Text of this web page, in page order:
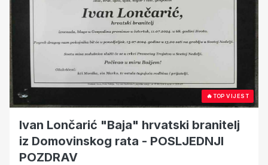
🔥TOP VIJEST
Ivan Lončarić "Baja" hrvatski branitelj
iz Domovinskog rata - POSLJEDNJI
POZDRAV